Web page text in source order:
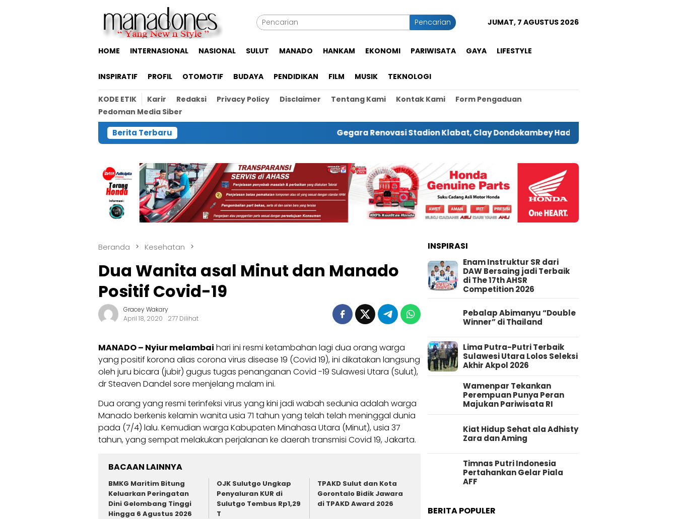
Pencarian JUMAT, 7 AGUSTUS 2026
HOME INTERNASIONAL NASIONAL SULUT MANADO HANKAM EKONOMI PARIWISATA GAYA LIFESTYLE
INSPIRATIF PROFIL OTOMOTIF BUDAYA PENDIDIKAN FILM MUSIK TEKNOLOGI
KODE ETIK Karir Redaksi Privacy Policy Disclaimer Tentang Kami Kontak Kami
Form Pengaduan
Pedoman Media Siber
Berita Terbaru Gegara Renovasi Stadion Klabat, Clay Dondokambey Hadapi Hakim di PN Manado
Beranda Kesehatan
Dua Wanita asal Minut dan Manado
Positif Covid-19
Gracey Wakary
April 18, 2020
277 Dilihat
MANADO – Nyiur melambai hari ini resmi ketambahan lagi dua orang warga
yang positif korona alias corona virus disease 19 (Covid 19), ini dikatakan langsung
oleh juru bicara (jubir) gugus tugas penanganan Covid -19 Sulawesi Utara (Sulut),
dr Steaven Dandel sore menjelang malam ini.
Dua orang yang resmi terinfeksi virus yang kini jadi wabah sedunia adalah warga
Manado berkenis kelamin wanita usia 71 tahun yang telah telah meninggal dunia
pada (7/4) lalu. Kemudian warga Kabupaten Minahasa Utara (Minut), usia 37
tahun, yang sempat melakukan perjalanan ke daerah transmisi Covid 19, Jakarta.
BACAAN LAINNYA
BMKG Maritim Bitung
Keluarkan Peringatan
Dini Gelombang Tinggi
Hingga 6 Agustus 2026
OJK Sulutgo Ungkap
Penyaluran KUR di
Sulutgo Tembus Rp1,29
T
TPAKD Sulut dan Kota
Gorontalo Bidik Jawara
di TPAKD Award 2026
INSPIRASI
Enam Instruktur SR dari
DAW Bersaing jadi Terbaik
di The 17th AHSR
Competition 2026
Pebalap Abimanyu “Double
Winner” di Thailand
Lima Putra-Putri Terbaik
Sulawesi Utara Lolos Seleksi
Akhir Akpol 2026
Wamenpar Tekankan
Perempuan Punya Peran
Majukan Pariwisata RI
Kiat Hidup Sehat ala Adhisty
Zara dan Aming
Timnas Putri Indonesia
Pertahankan Gelar Piala
AFF
BERITA POPULER